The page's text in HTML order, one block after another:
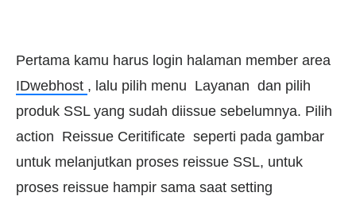
Pertama kamu harus login halaman member area
IDwebhost , lalu pilih menu Layanan dan pilih
produk SSL yang sudah diissue sebelumnya. Pilih
action Reissue Ceritificate seperti pada gambar
untuk melanjutkan proses reissue SSL, untuk
proses reissue hampir sama saat setting